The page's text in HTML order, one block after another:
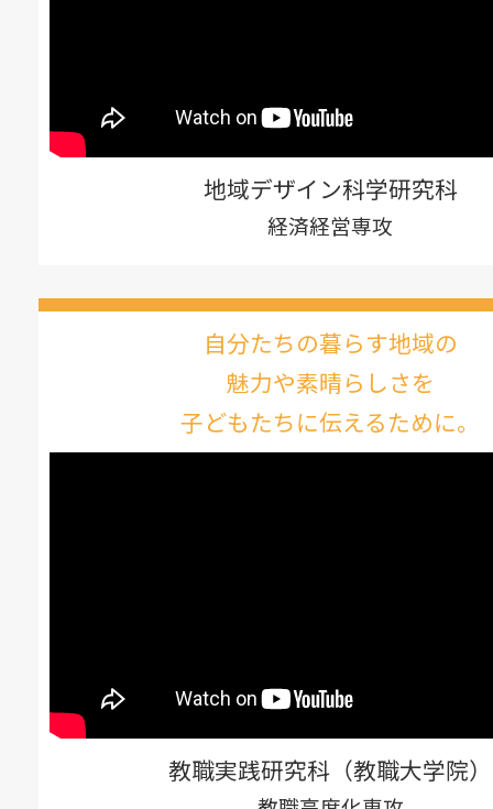
地域デザイン科学研究科
経済経営専攻
自分たちの暮らす地域の
魅力や素晴らしさを
子どもたちに伝えるために。
教職実践研究科（教職大学院）